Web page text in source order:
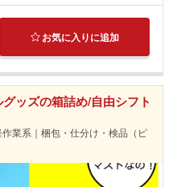
お気に入りに追加
ッズの箱詰め/自由シフト
業系｜梱包・仕分け・検品（ピ